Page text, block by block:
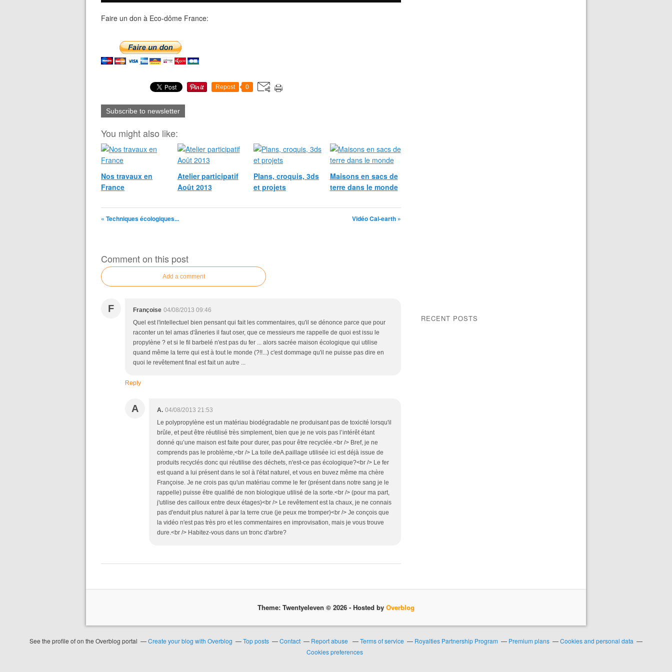
Faire un don à Eco-dôme France:
Repost 0
Subscribe to newsletter
You might also like:
Nos travaux en
France
Atelier participatif
Août 2013
Plans, croquis, 3ds
et projets
Maisons en sacs de
terre dans le monde
« Techniques écologiques... Vidéo Cal-earth »
Comment on this post
Add a comment
F Françoise 04/08/2013 09:46
Quel est l'intellectuel bien pensant qui fait les commentaires, qu'il se dénonce parce que pour
raconter un tel amas d'âneries il faut oser, que ce messieurs me rappelle de quoi est issu le
propylène ? et si le fil barbelé n'est pas du fer ... alors sacrée maison écologique qui utilise
quand même la terre qui est à tout le monde (?!!...) c'est dommage qu'il ne puisse pas dire en
quoi le revêtement final est fait un autre ...
Reply
A A. 04/08/2013 21:53
Le polypropylène est un matériau biodégradable ne produisant pas de toxicité lorsqu'il
brûle, et peut être réutilisé très simplement, bien que je ne vois pas l’intérêt étant
donné qu’une maison est faite pour durer, pas pour être recyclée.<br /> Bref, je ne
comprends pas le problème,<br /> La toile deA.paillage utilisée ici est déjà issue de
produits recyclés donc qui réutilise des déchets, n'est-ce pas écologique?<br /> Le fer
est quand a lui présent dans le sol à l'état naturel, et vous en buvez même ma chère
Françoise. Je ne crois pas qu'un matériau comme le fer (présent dans notre sang je le
rappelle) puisse être qualifié de non biologique utilisé de la sorte.<br /> (pour ma part,
j'utilise des cailloux entre deux étages)<br /> Le revêtement est la chaux, je ne connais
pas d'enduit plus naturel à par la terre crue (je peux me tromper)<br /> Je conçois que
la vidéo n'est pas très pro et les commentaires en improvisation, mais je vous trouve
dure.<br /> Habitez-vous dans un tronc d'arbre?
RECENT POSTS
Theme: Twentyeleven © 2026 - Hosted by Overblog
See the profile ofon the Overblog portal Create your blog with Overblog Top posts Contact Report abuse Terms of service Royalties Partnership Program Premium plans
Cookies and personal data
Cookies preferences